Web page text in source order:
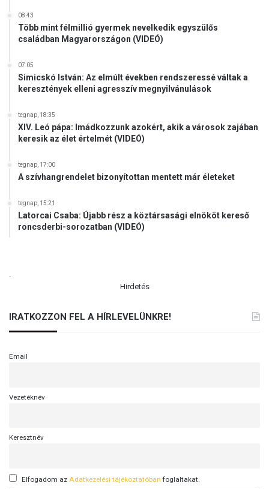
08:43
Több mint félmillió gyermek nevelkedik egyszülős
családban Magyarországon (VIDEÓ)
07:05
Simicskó István: Az elmúlt években rendszeressé váltak a
keresztények elleni agresszív megnyilvánulások
tegnap, 18:35
XIV. Leó pápa: Imádkozzunk azokért, akik a városok zajában
keresik az élet értelmét (VIDEÓ)
tegnap, 17:00
A szívhangrendelet bizonyítottan mentett már életeket
tegnap, 15:21
Latorcai Csaba: Újabb rész a köztársasági elnököt kereső
roncsderbi-sorozatban (VIDEÓ)
.
Hirdetés
IRATKOZZON FEL A HÍRLEVELÜNKRE!
Email
Vezetéknév
Keresztnév
Elfogadom az Adatkezelési tájékoztatóban foglaltakat.